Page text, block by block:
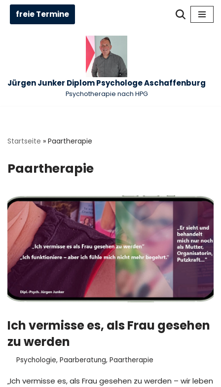
Zum
freie Termine
Jürgen Junker Diplom Psychologe Aschaffenburg
Psychotherapie nach HPG
Startseite » Paartherapie
Paartherapie
Ich vermisse es, als Frau gesehen
zu werden
Psychologie, Paarberatung, Paartherapie
„Ich vermisse es, als Frau gesehen zu werden – wir leben